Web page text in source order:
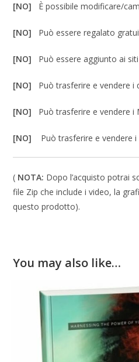
[NO] È possibile modificare/
[NO] Può essere regalato
[NO] Può essere aggiunto ai
[NO] Può trasferire e vendere i
[NO] Può trasferire e vendere i
[NO] Può trasferire e vendere
( NOTA: Dopo l’acquisto potrai
file Zip che include i video, la
questo prodotto).
You may also like…